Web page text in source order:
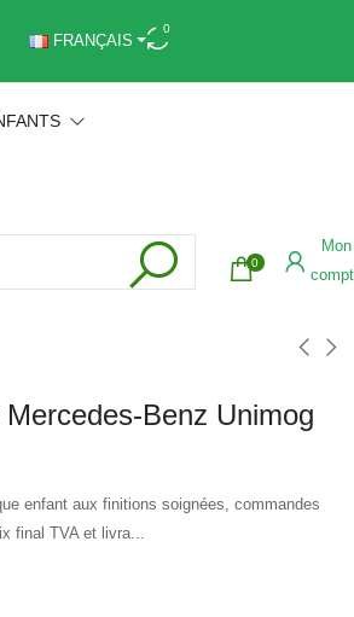
FRANÇAIS
0
0
Mon
Benz Unimog
enfant aux finitions soignées, commandes
final TVA et livra...